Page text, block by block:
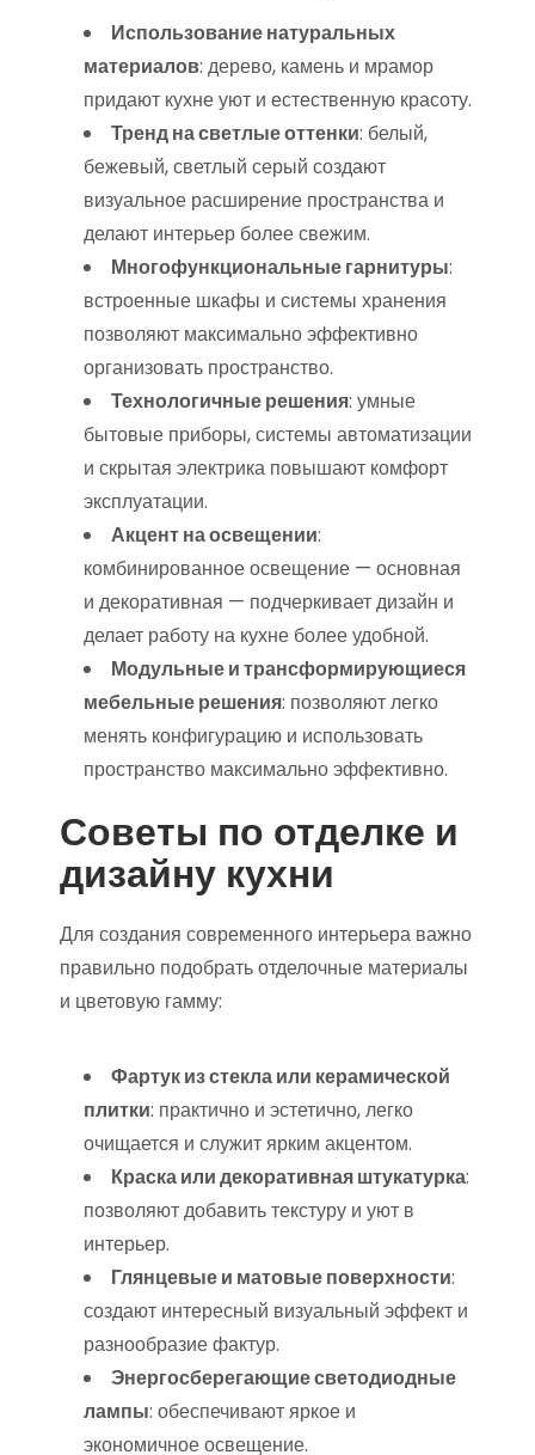
Использование натуральных
материалов: дерево, камень и мрамор
придают кухне уют и естественную красоту.
Тренд на светлые оттенки: белый,
бежевый, светлый серый создают
визуальное расширение пространства и
делают интерьер более свежим.
Многофункциональные гарнитуры:
встроенные шкафы и системы хранения
позволяют максимально эффективно
организовать пространство.
Технологичные решения: умные
бытовые приборы, системы автоматизации
и скрытая электрика повышают комфорт
эксплуатации.
Акцент на освещении:
комбинированное освещение — основная
и декоративная — подчеркивает дизайн и
делает работу на кухне более удобной.
Модульные и трансформирующиеся
мебельные решения: позволяют легко
менять конфигурацию и использовать
пространство максимально эффективно.
Советы по отделке и
дизайну кухни
Для создания современного интерьера важно
правильно подобрать отделочные материалы
и цветовую гамму:
Фартук из стекла или керамической
плитки: практично и эстетично, легко
очищается и служит ярким акцентом.
Краска или декоративная штукатурка:
позволяют добавить текстуру и уют в
интерьер.
Глянцевые и матовые поверхности:
создают интересный визуальный эффект и
разнообразие фактур.
Энергосберегающие светодиодные
лампы: обеспечивают яркое и
экономичное освещение.